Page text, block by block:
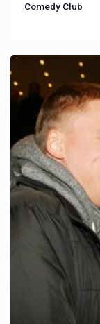
Comedy Club